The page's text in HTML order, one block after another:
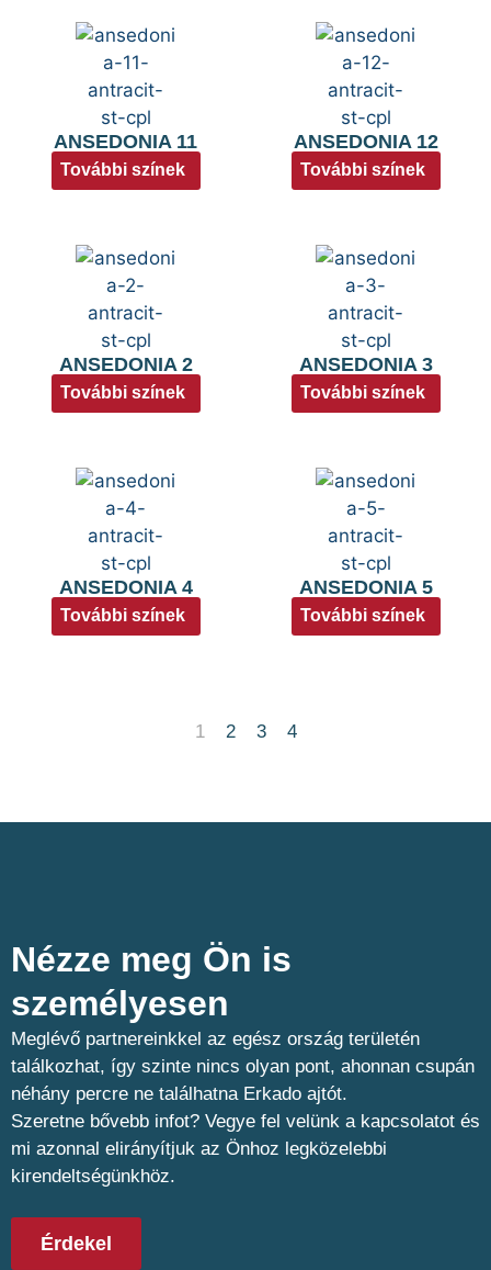
ANSEDONIA 11
További színek
ANSEDONIA 12
További színek
ANSEDONIA 2
További színek
ANSEDONIA 3
További színek
ANSEDONIA 4
További színek
ANSEDONIA 5
További színek
1 2 3 4
Nézze meg Ön is
személyesen​
Meglévő partnereinkkel az egész ország területén
találkozhat, így szinte nincs olyan pont, ahonnan csupán
néhány percre ne találhatna Erkado ajtót.
Szeretne bővebb infot? Vegye fel velünk a kapcsolatot és
mi azonnal elirányítjuk az Önhoz legközelebbi
kirendeltségünkhöz.
Érdekel